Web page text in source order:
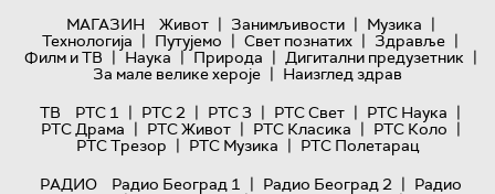
МАГАЗИН
Живот | Занимљивости | Музика |
Технологијa | Путујемо | Свет познатих | Здравље |
Филм и ТВ | Наука | Природа | Дигитални предузетник |
За мале велике хероје | Наизглед здрав
ТВ
РТС 1 | РТС 2 | РТС 3 | РТС Свет | РТС Наука |
РТС Драма | РТС Живот | РТС Класика | РТС Коло |
РТС Трезор | РТС Музика | РТС Полетарац
РАДИО
Радио Београд 1 | Радио Београд 2 | Радио